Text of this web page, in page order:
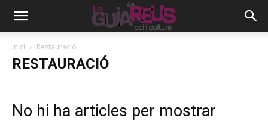
Inici Restauració
RESTAURACIÓ
No hi ha articles per mostrar